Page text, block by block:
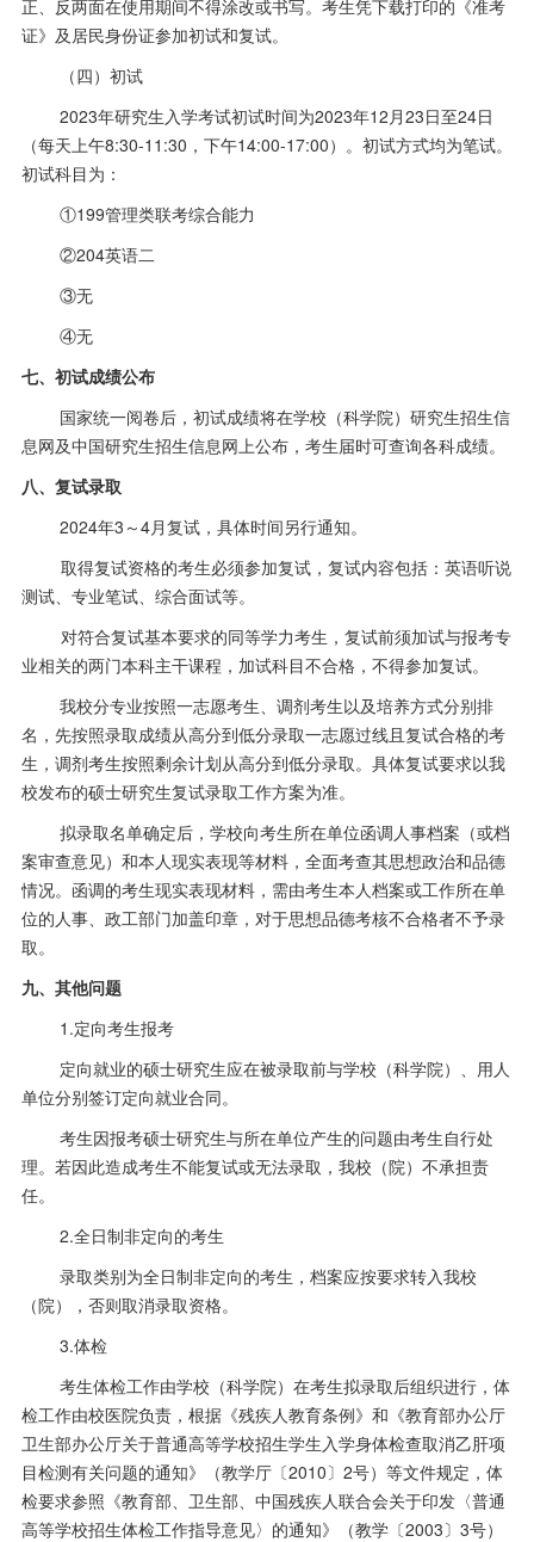
正、反两面在使用期间不得涂改或书写。考生凭下载打印的《准考
证》及居民身份证参加初试和复试。
（四）初试
2023年研究生入学考试初试时间为2023年12 月23日至24日
（每天上午8:30-11:30 ，下午14:00-17:00）。初试方式均为笔试。
初试科目为：
①199管理类联考综合能力
②204英语二
③无
④无
七、初试成绩公布
国家统一阅卷后，初试成绩将在学校（科学院）研究生招生信
息网及中国研究生招生信息网上公布，考生届时可查询各科成绩。
八、复试录取
2024年3 ～4月复试，具体时间另行通知。
取得复试资格的考生必须参加复试，复试内容包括：英语听说
测试、专业笔试、综合面试等。
对符合复试基本要求的同等学力考生，复试前须加试与报考专
业相关的两门本科主干课程，加试科目不合格，不得参加复试。
我校分专业按照一志愿考生、调剂考生以及培养方式分别排
名，先按照录取成绩从高分到低分录取一志愿过线且复试合格的考
生，调剂考生按照剩余计划从高分到低分录取。具体复试要求以我
校发布的硕士研究生复试录取工作方案为准。
拟录取名单确定后，学校向考生所在单位函调人事档案（或档
案审查意见）和本人现实表现等材料，全面考查其思想政治和品德
情况。函调的考生现实表现材料，需由考生本人档案或工作所在单
位的人事、政工部门加盖印章，对于思想品德考核不合格者不予录
取。
九、其他问题
1.定向考生报考
定向就业的硕士研究生应在被录取前与学校（科学院）、用人
单位分别签订定向就业合同。
考生因报考硕士研究生与所在单位产生的问题由考生自行处
理。若因此造成考生不能复试或无法录取，我校（院）不承担责
任。
2.全日制非定向的考生
录取类别为全日制非定向的考生，档案应按要求转入我校
（院），否则取消录取资格。
3.体检
考生体检工作由学校（科学院）在考生拟录取后组织进行，体
检工作由校医院负责，根据《残疾人教育条例》和《教育部办公厅
卫生部办公厅关于普通高等学校招生学生入学身体检查取消乙肝项
目检测有关问题的通知》（教学厅〔2010〕 2号）等文件规定，体
检要求参照《教育部、卫生部、中国残疾人联合会关于印发〈普通
高等学校招生体检工作指导意见〉的通知》（教学〔2003〕 3号）